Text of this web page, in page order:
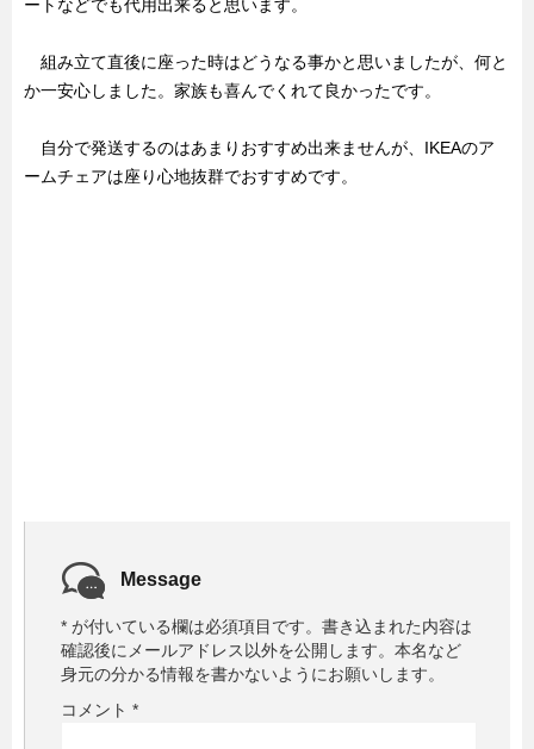
ートなどでも代用出来ると思います。
組み立て直後に座った時はどうなる事かと思いましたが、何と
か一安心しました。家族も喜んでくれて良かったです。
自分で発送するのはあまりおすすめ出来ませんが、IKEAのア
ームチェアは座り心地抜群でおすすめです。
Message
* が付いている欄は必須項目です。 書き込まれた内容は
確認後にメールアドレス以外を公開します。本名など
身元の分かる情報を書かないようにお願いします。
コメント *